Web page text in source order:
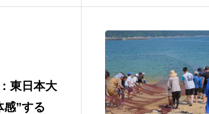
東日本大
感”する